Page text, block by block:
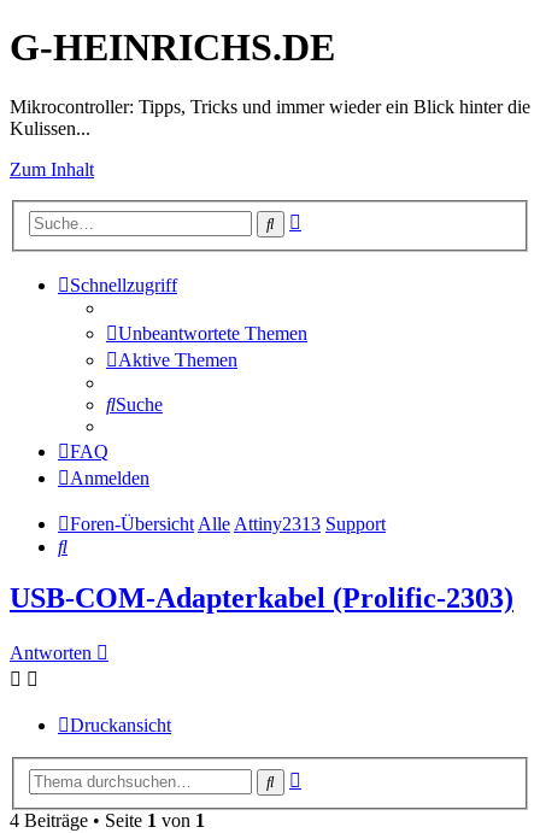
G-HEINRICHS.DE
Mikrocontroller: Tipps, Tricks und immer wieder ein Blick hinter die
Kulissen...
Zum Inhalt
Suche
Schnellzugriff
Unbeantwortete Themen
Aktive Themen
Suche
FAQ
Anmelden
Foren-ÜbersichtAlleAttiny2313 Support
Suche
USB-COM-Adapterkabel (Prolific-2303)
Antworten
Druckansicht
Suche
4 Beiträge • Seite 1 von 1